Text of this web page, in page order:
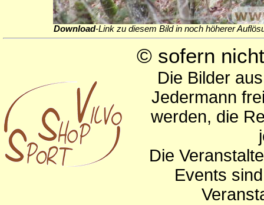
Download-Link zu diesem Bild in noch höherer
© sofern
Die Bilder
Jedermann
werden, die
Die
Events